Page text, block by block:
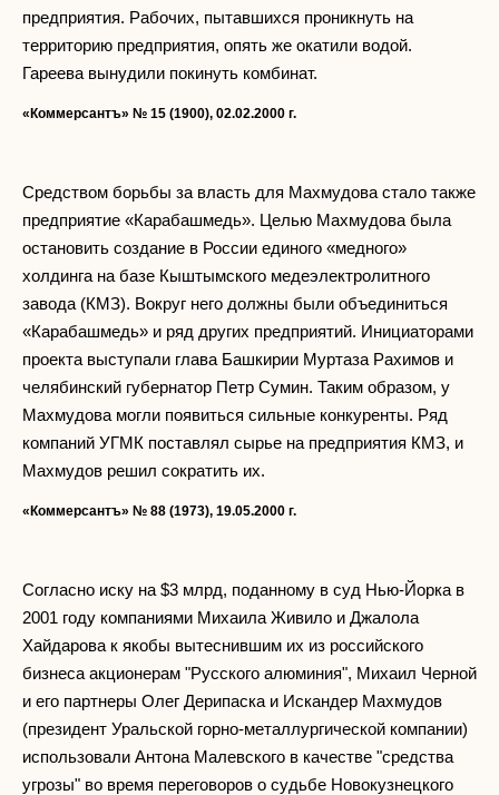
предприятия. Рабочих, пытавшихся проникнуть на
территорию предприятия, опять же окатили водой.
Гареева вынудили покинуть комбинат.
«Коммерсантъ» № 15 (1900), 02.02.2000 г.
Средством борьбы за власть для Махмудова стало также
предприятие «Карабашмедь». Целью Махмудова была
остановить создание в России единого «медного»
холдинга на базе Кыштымского медеэлектролитного
завода (КМЗ). Вокруг него должны были объединиться
«Карабашмедь» и ряд других предприятий. Инициаторами
проекта выступали глава Башкирии Муртаза Рахимов и
челябинский губернатор Петр Сумин. Таким образом, у
Махмудова могли появиться сильные конкуренты. Ряд
компаний УГМК поставлял сырье на предприятия КМЗ, и
Махмудов решил сократить их.
«Коммерсантъ» № 88 (1973), 19.05.2000 г.
Согласно иску на $3 млрд, поданному в суд Нью-Йорка в
2001 году компаниями Михаила Живило и Джалола
Хайдарова к якобы вытеснившим их из российского
бизнеса акционерам "Русского алюминия", Михаил Черной
и его партнеры Олег Дерипаска и Искандер Махмудов
(президент Уральской горно-металлургической компании)
использовали Антона Малевского в качестве "средства
угрозы" во время переговоров о судьбе Новокузнецкого